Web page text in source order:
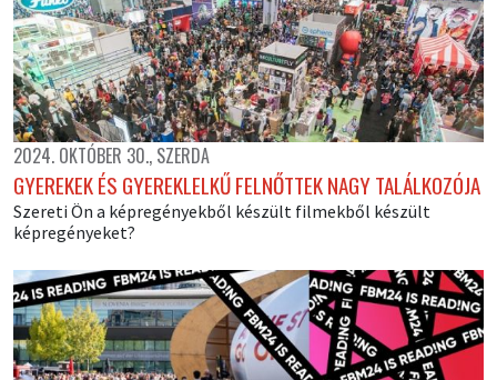
2024. OKTÓBER 30., SZERDA
GYEREKEK ÉS GYEREKLELKŰ FELNŐTTEK NAGY TALÁLKOZÓJA
Szereti Ön a képregényekből készült filmekből készült
képregényeket?